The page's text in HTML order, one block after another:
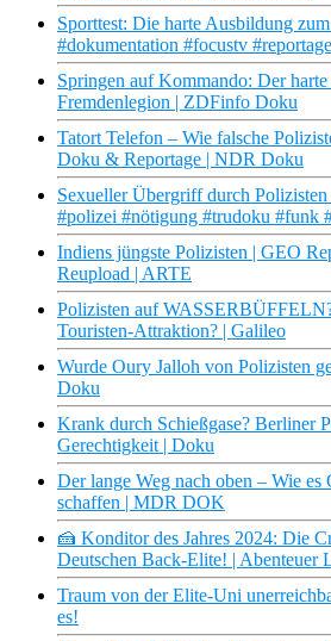
Sporttest: Die harte Ausbildung
#dokumentation #focustv
Springen auf Kommando: Der
Fremdenlegion | ZDFinfo Doku
Tatort Telefon – Wie falsche
Doku & Reportage | NDR Doku
Sexueller Übergriff durch
#polizei #nötigung #trudoku #funk
Indiens jüngste Polizisten | GEO
Reupload | ARTE
Polizisten auf
Touristen-Attraktion? | Galileo
Wurde Oury Jalloh von Polizisten
Doku
Krank durch Schießgase? Berliner
Gerechtigkeit | Doku
Der lange Weg nach oben – Wie es
schaffen | MDR DOK
🍰 Konditor des Jahres 2024: Die
Deutschen Back-Elite! | Abenteuer
Traum von der Elite-Uni
es!